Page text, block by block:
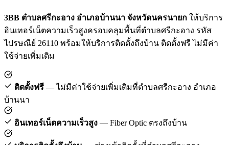
3BB ตำบลศรีกะอาง อำเภอบ้านนา จังหวัดนครนายก ให้บริการ
อินเทอร์เน็ตความเร็วสูงครอบคลุมพื้นที่ตำบลศรีกะอาง รหัส
ไปรษณีย์ 26110 พร้อมให้บริการติดตั้งถึงบ้าน ติดตั้งฟรี ไม่มีค่า
ใช้จ่ายเพิ่มเติม
ติดตั้งฟรี — ไม่มีค่าใช้จ่ายเพิ่มเติมที่ตำบลศรีกะอาง อำเภอ
บ้านนา
อินเทอร์เน็ตความเร็วสูง — Fiber Optic ตรงถึงบ้าน